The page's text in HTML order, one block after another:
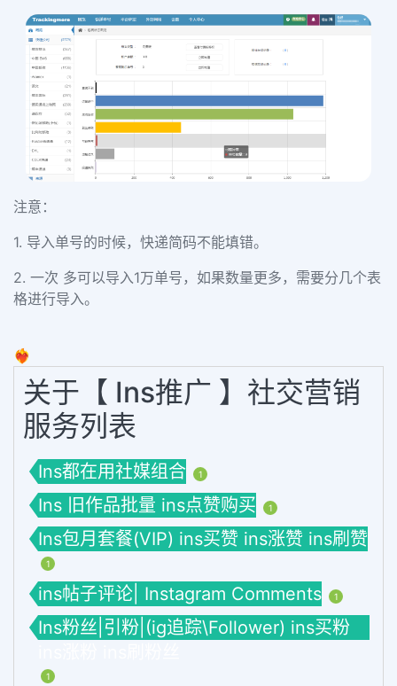
注意：
1. 导入单号的时候，快递简码不能填错。
2. 一次 多可以导入1万单号，如果数量更多，需要分几个表
格进行导入。
❤️‍🔥
关于【 Ins推广 】社交营销
服务列表
Ins都在用社媒组合 1
Ins 旧作品批量 ins点赞购买 1
Ins包月套餐(VIP) ins买赞 ins涨赞 ins刷赞
1
ins帖子评论| Instagram Comments 1
Ins粉丝|引粉|(ig追踪\Follower) ins买粉
1